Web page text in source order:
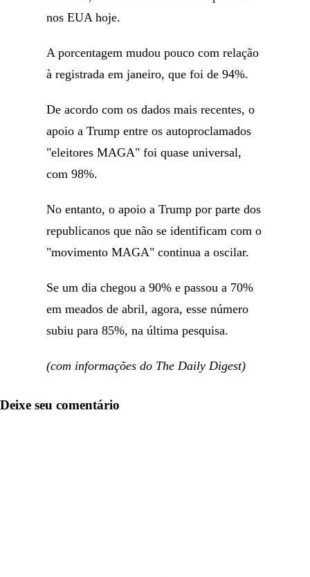
nos EUA hoje.
A porcentagem mudou pouco com relação
à registrada em janeiro, que foi de 94%.
De acordo com os dados mais recentes, o
apoio a Trump entre os autoproclamados
"eleitores MAGA" foi quase universal,
com 98%.
No entanto, o apoio a Trump por parte dos
republicanos que não se identificam com o
"movimento MAGA" continua a oscilar.
Se um dia chegou a 90% e passou a 70%
em meados de abril, agora, esse número
subiu para 85%, na última pesquisa.
(com informações do The Daily Digest)
Deixe seu comentário